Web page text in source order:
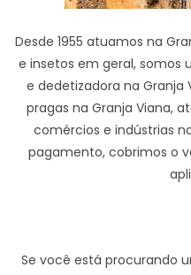
Desde 1955 atuamos na
e insetos em geral, somos
e dedetizadora na Granja
pragas na Granja Viana,
comércios e indústrias
pagamento, cobrimos o
Se você está procurando